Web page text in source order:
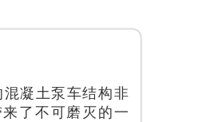
凝土泵车结构非
了不可磨灭的一